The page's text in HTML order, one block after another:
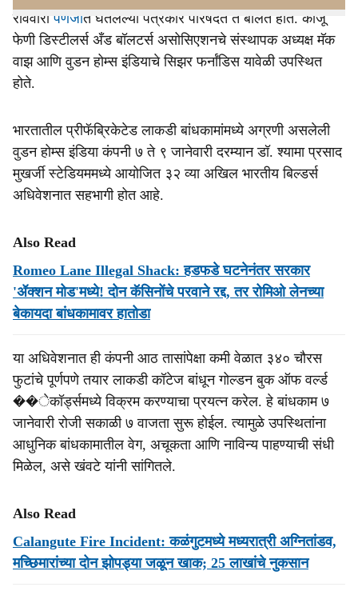
रविवारी पणजीत घेतलेल्‍या पत्रकार परिषदेत ते बोलत होते. काजू
फेणी डिस्‍टीलर्स अँड बॉलटर्स असोसिएशनचे संस्‍थापक अध्‍यक्ष मॅक
वाझ आणि वुडन होम्‍स इंडियाचे सिझर फर्नांडिस यावेळी उपस्‍थित
होते.
भारतातील प्रीफॅब्रिकेटेड लाकडी बांधकामांमध्ये अग्रणी असलेली
वुडन होम्स इंडिया कंपनी ७ ते ९ जानेवारी दरम्यान डॉ. श्यामा प्रसाद
मुखर्जी स्टेडियममध्ये आयोजित ३२ व्या अखिल भारतीय बिल्डर्स
अधिवेशनात सहभागी होत आहे.
Also Read
Romeo Lane Illegal Shack: हडफडे घटनेनंतर सरकार
'ॲक्शन मोड'मध्ये! दोन कॅसिनोंचे परवाने रद्द, तर रोमिओ लेनच्या
बेकायदा बांधकामावर हातोडा
या अधिवेशनात ही कंपनी आठ तासांपेक्षा कमी वेळात ३४० चौरस
फुटांचे पूर्णपणे तयार लाकडी कॉटेज बांधून गोल्डन बुक ऑफ वर्ल्ड
��ेकॉर्ड्समध्ये विक्रम करण्याचा प्रयत्न करेल. हे बांधकाम ७
जानेवारी रोजी सकाळी ७ वाजता सुरू होईल. त्‍यामुळे उपस्थितांना
आधुनिक बांधकामातील वेग, अचूकता आणि नाविन्य पाहण्याची संधी
मिळेल, असे खंवटे यांनी सांगितले.
Also Read
Calangute Fire Incident: कळंगुटमध्ये मध्यरात्री अग्नितांडव,
मच्छिमारांच्या दोन झोपड्या जळून खाक; 25 लाखांचे नुकसान